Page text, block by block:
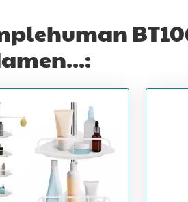
működést garantálnak. Méret: 1.8-2.74